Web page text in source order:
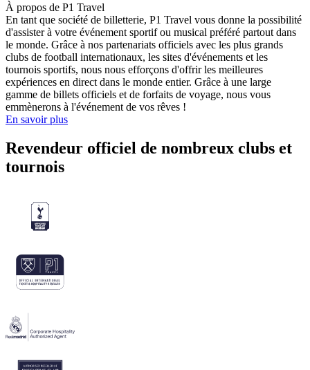
À propos de P1 Travel
En tant que société de billetterie, P1 Travel vous donne la possibilité
d'assister à votre événement sportif ou musical préféré partout dans
le monde. Grâce à nos partenariats officiels avec les plus grands
clubs de football internationaux, les sites d'événements et les
tournois sportifs, nous nous efforçons d'offrir les meilleures
expériences en direct dans le monde entier. Grâce à une large
gamme de billets officiels et de forfaits de voyage, nous vous
emmènerons à l'événement de vos rêves !
En savoir plus
Revendeur officiel de nombreux clubs et
tournois